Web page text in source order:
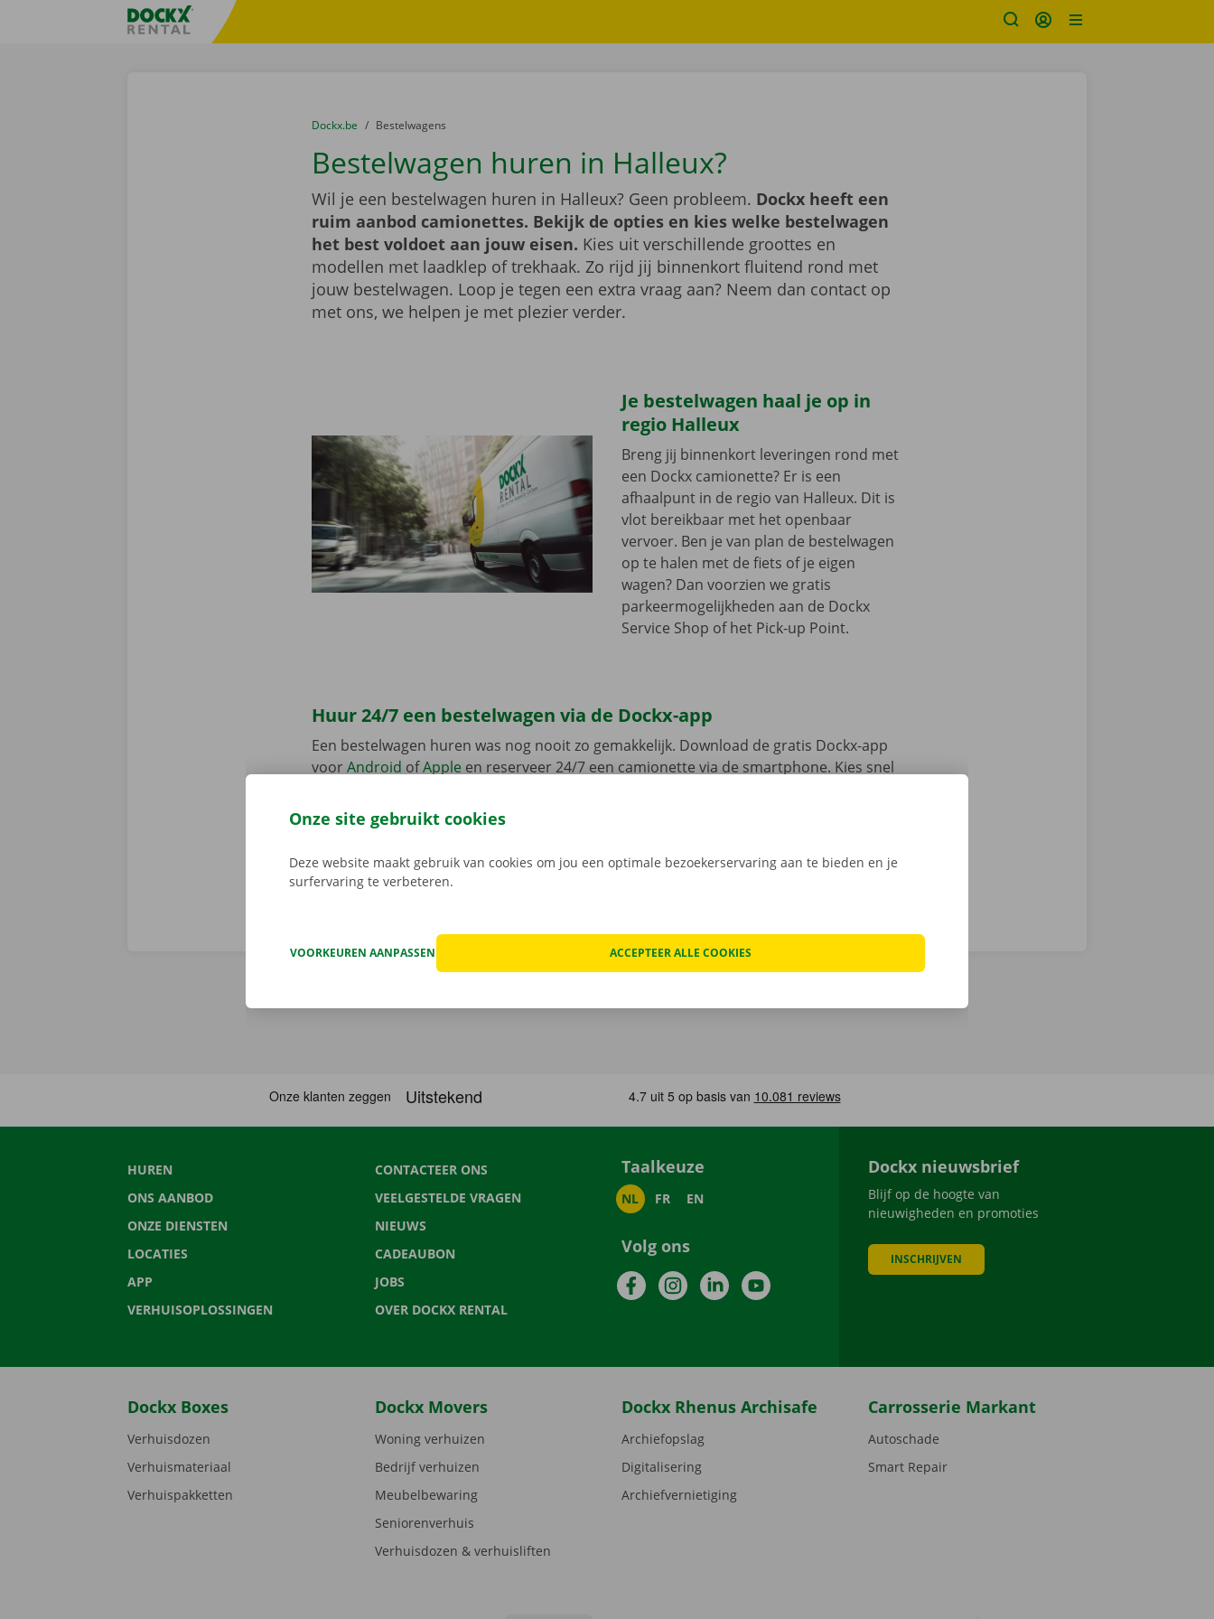
Taalselectie overslaanFratello DEMO
U bevindt zich hier:
van
Dockx.be naar
Bestelwagens
Bestelwagen huren in Halleux?
Wil je een bestelwagen huren in Halleux? Geen probleem. Dockx heeft een
ruim aanbod camionettes. Bekijk de opties en kies welke bestelwagen
het best voldoet aan jouw eisen. Kies uit verschillende groottes en
modellen met laadklep of trekhaak. Zo rijd jij binnenkort fluitend rond met
jouw bestelwagen. Loop je tegen een extra vraag aan? Neem dan contact op
met ons, we helpen je met plezier verder.
Je bestelwagen haal je op in
regio Halleux
Breng jij binnenkort leveringen rond met
een Dockx camionette? Er is een
afhaalpunt in de regio van Halleux. Dit is
vlot bereikbaar met het openbaar
vervoer. Ben je van plan de bestelwagen
op te halen met de fiets of je eigen
wagen? Dan voorzien we gratis
parkeermogelijkheden aan de Dockx
Service Shop of het Pick-up Point.
Huur 24/7 een bestelwagen via de Dockx-app
Een bestelwagen huren was nog nooit zo gemakkelijk. Download de gratis Dockx-app
voorAndroid ofAppleen reserveer 24/7 een camionette via de smartphone. Kies snel
huurwagen op in een Pick-up Point of Dockx Service Shop naar keuze.
HUREN
ONS AANBOD
ONZE DIENSTEN
LOCATIES
APP
VERHUISOPLOSSINGEN
CONTACTEER ONS
VEELGESTELDE VRAGEN
NIEUWS
CADEAUBON
JOBS
OVER DOCKX RENTAL
Taalkeuze
NL FR EN
Volg ons
FacebookInstagramLinkedInYouTube
Dockx nieuwsbrief
Blijf op de hoogte van
nieuwigheden en promoties
INSCHRIJVEN
Dockx Boxes
Verhuisdozen
Verhuismateriaal
Verhuispakketten
Dockx Movers
Woning verhuizen
Bedrijf verhuizen
Meubelbewaring
Seniorenverhuis
Verhuisdozen & verhuisliften
Dockx Rhenus Archisafe
Archiefopslag
Digitalisering
Archiefvernietiging
Carrosserie Markant
Autoschade
Smart Repair
Onze site gebruikt cookies
Deze website maakt gebruik van cookies om jou een optimale bezoekerservaring aan te bieden en je
surfervaring te verbeteren.
VOORKEUREN AANPASSEN ACCEPTEER ALLE COOKIES